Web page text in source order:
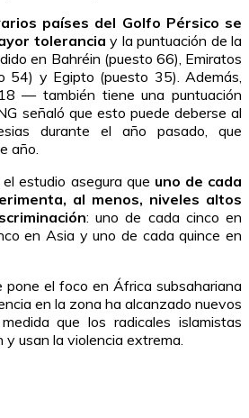
países del Golfo Pérsico se
tolerancia y la puntuación de la
en Bahréin (puesto 66), Emiratos
54) y Egipto (puesto 35). Además,
— también tiene una puntuación
señaló que esto puede deberse al
durante el año pasado, que
año.
estudio asegura que uno de cada
al menos, niveles altos
: uno de cada cinco en
en Asia y uno de cada quince en
pone el foco en África subsahariana
en la zona ha alcanzado nuevos
que los radicales islamistas
usan la violencia extrema.